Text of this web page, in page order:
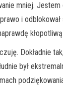
mniej.
i
Dokładnie
był